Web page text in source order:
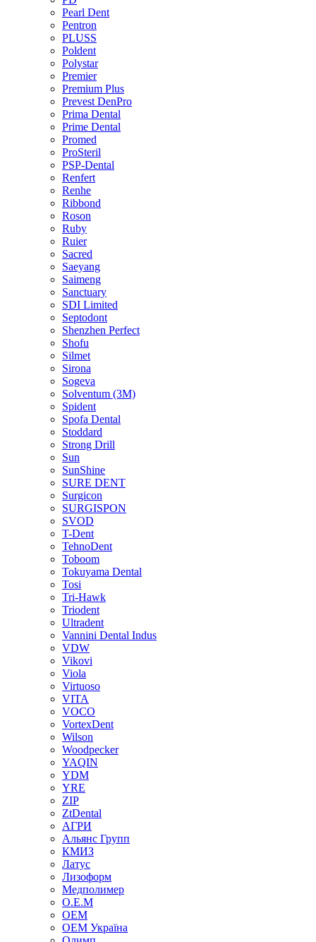
Pearl Dent
Pentron
PLUSS
Poldent
Polystar
Premier
Premium Plus
Prevest DenPro
Prima Dental
Prime Dental
Promed
ProSteril
PSP-Dental
Renfert
Renhe
Ribbond
Roson
Ruby
Ruier
Sacred
Saeyang
Saimeng
Sanctuary
SDI Limited
Septodont
Shenzhen Perfect
Shofu
Silmet
Sirona
Sogeva
Solventum (3M)
Spident
Spofa Dental
Stoddard
Strong Drill
Sun
SunShine
SURE DENT
Surgicon
SURGISPON
SVOD
T-Dent
TehnoDent
Toboom
Tokuyama Dental
Tosi
Tri-Hawk
Triodent
Ultradent
Vannini Dental Indus
VDW
Vikovi
Viola
Virtuoso
VITA
VOCO
VortexDent
Wilson
Woodpecker
YAQIN
YDM
YRE
ZIP
ZtDental
АГРИ
Альянс Групп
КМИЗ
Латус
Лизоформ
Медполимер
О.Е.М
ОЕМ
ОЕМ Україна